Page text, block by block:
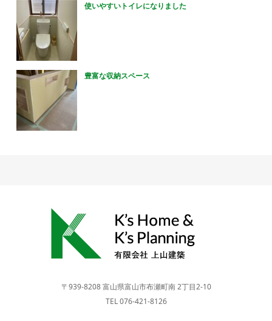
使いやすいトイレになりました
豊富な収納スペース
〒939-8208 富山県富山市布瀬町南 2丁目2-10
TEL 076-421-8126